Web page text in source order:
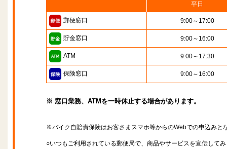
平日
郵便窓口 9:00～17:00
貯金窓口 9:00～16:00
ATM 9:00～17:30
保険窓口 9:00～16:00
※ 窓口業務、ATMを一時休止する場合があります。
※バイク自賠責保険はお客さまスマホ等からのWebでの申込みと
○いつもご利用されている郵便局で、商品やサービスを宣伝して